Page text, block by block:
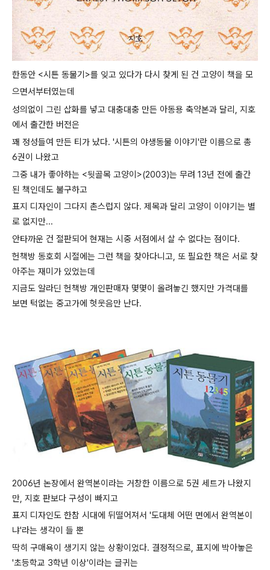
한동안 <시튼 동물기>를 잊고 있다가 다시 찾게 된 건 고양이 책을 모
으면서부터였는데
성의없이 그린 삽화를 넣고 대충대충 만든 아동용 축약본과 달리, 지호
에서 출간한 버전은
꽤 정성들여 만든 티가 났다. '시튼의 야생동물 이야기'란 이름으로 총
6권이 나왔고
그중 내가 좋아하는 <뒷골목 고양이>(2003)는 무려 13년 전에 출간
된 책인데도 불구하고
표지 디자인이 그다지 촌스럽지 않다. 제목과 달리 고양이 이야기는 별
로 없지만...
안타까운 건 절판되어 현재는 시중 서점에서 살 수 없다는 점이다.
헌책방 동호회 시절에는 그런 책을 찾아다니고, 또 필요한 책은 서로 찾
아주는 재미가 있었는데
지금도 알라딘 헌책방 개인판매자 몇몇이 올려놓긴 했지만 가격대를
보면 턱없는 중고가에 헛웃음만 난다.
2006년 논장에서 완역본이라는 거창한 이름으로 5권 세트가 나왔지
만, 지호 판보다 구성이 빠지고
표지 디자인도 한참 시대에 뒤떨어져서 '도대체 어떤 면에서 완역본이
냐'라는 생각이 들 뿐
딱히 구매욕이 생기지 않는 상황이었다. 결정적으로, 표지에 박아놓은
'초등학교 3학년 이상'이라는 글귀는